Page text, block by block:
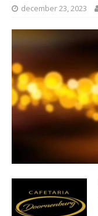
december 23, 2023